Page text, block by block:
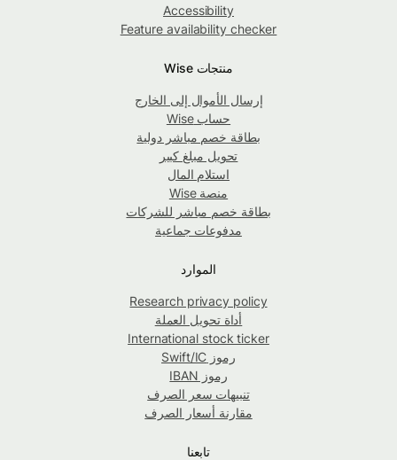
Accessibility
Feature availability checker
منتجات Wise
إرسال الأموال إلى الخارج
حساب Wise
بطاقة خصم مباشر دولية
تحويل مبلغ كبير
استلام المال
منصة Wise
بطاقة خصم مباشر للشركات
مدفوعات جماعية
الموارد
Research privacy policy
أداة تحويل العملة
International stock ticker
رموز Swift/IC
رموز IBAN
تنبيهات سعر الصرف
مقارنة أسعار الصرف
تابعنا